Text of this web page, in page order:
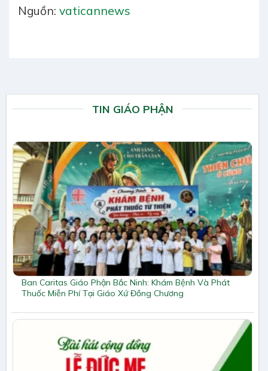
Nguồn: vaticannews
TIN GIÁO PHẬN
Ban Caritas Giáo Phận Bắc Ninh: Khám Bệnh Và Phát
Thuốc Miễn Phí Tại Giáo Xứ Đồng Chương